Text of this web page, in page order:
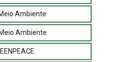
Ambiente
Ambiente